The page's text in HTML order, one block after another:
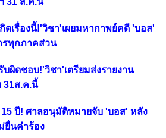
ดเรื่องนี้!'วิชา'เผยมหากาพย์คดี 'บอส'
รทุกภาคส่วน
บผิดชอบ!'วิชา'เตรียมส่งรายงาน
31ส.ค.นี้
ปี! ศาลอนุมัติหมายจับ 'บอส' หลัง
ยื่นคำร้อง